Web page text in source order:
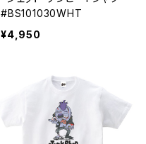
#BS101030WHT
¥4,950